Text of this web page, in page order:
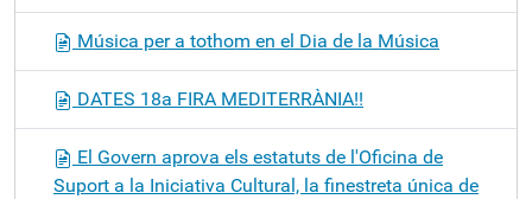
Música per a tothom en el Dia de la Música
DATES 18a FIRA MEDITERRÀNIA!!
El Govern aprova els estatuts de l'Oficina de
Suport a la Iniciativa Cultural, la finestreta única de